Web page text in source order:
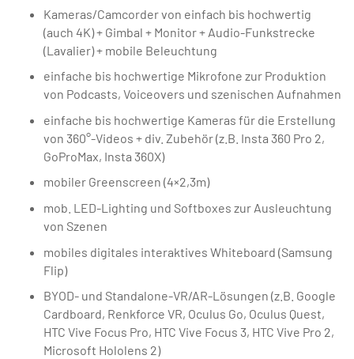
Kameras/Camcorder von einfach bis hochwertig
(auch 4K) + Gimbal + Monitor + Audio-Funkstrecke
(Lavalier) + mobile Beleuchtung
einfache bis hochwertige Mikrofone zur Produktion
von Podcasts, Voiceovers und szenischen Aufnahmen
einfache bis hochwertige Kameras für die Erstellung
von 360°-Videos + div. Zubehör (z.B. Insta 360 Pro 2,
GoProMax, Insta 360X)
mobiler Greenscreen (4×2,3m)
mob. LED-Lighting und Softboxes zur Ausleuchtung
von Szenen
mobiles digitales interaktives Whiteboard (Samsung
Flip)
BYOD- und Standalone-VR/AR-Lösungen (z.B. Google
Cardboard, Renkforce VR, Oculus Go, Oculus Quest,
HTC Vive Focus Pro, HTC Vive Focus 3, HTC Vive Pro 2,
Microsoft Hololens 2)